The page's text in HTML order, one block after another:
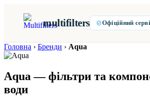
multifilters Офіційний
Головна › Бренди › Aqua
Aqua — фільтри та
води